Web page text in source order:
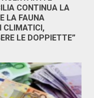
CONTINUA LA
LA FAUNA
CLIMATICI,
LE DOPPIETTE”